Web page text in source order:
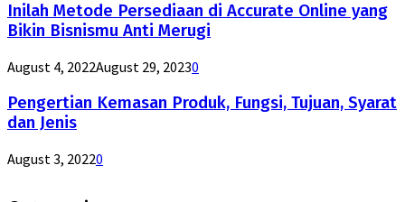
Inilah Metode Persediaan di Accurate Online yang
Bikin Bisnismu Anti Merugi
August 4, 2022August 29, 20230
Pengertian Kemasan Produk, Fungsi, Tujuan, Syarat
dan Jenis
August 3, 20220